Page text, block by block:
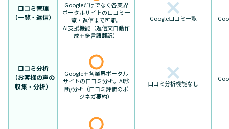
口コミ管理
（一覧・返信）
口コミ分析
（お客様の声の
収集・分析）
Googleだけでなく各業界
ポータルサイトの口コミ一
覧・返信まで可能。
AI支援機能（返信文自動作
成＋多言語翻訳）
Google＋各業界ポータル
サイトの口コミ分析。AI診
断/分析（口コミ評価のポ
ジネガ要約）
Google口コミ一覧
口コミ分析機能なし